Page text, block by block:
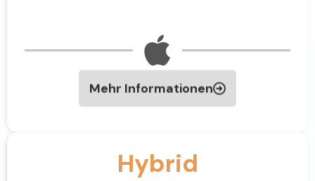
Mehr Informationen
Hybrid